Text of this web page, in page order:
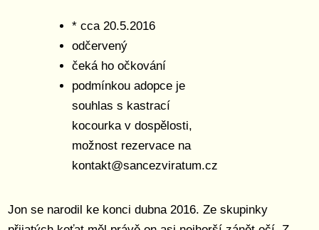
Jon se narodil ke konci dubna 2016. Ze skupinky
* cca 20.5.2016
odčervený
čeká ho očkování
podmínkou adopce je
souhlas s kastrací
kocourka v dospělosti,
možnost rezervace na
kontakt@sancezviratum.cz